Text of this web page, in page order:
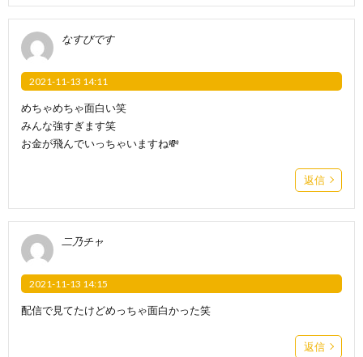
なすびです
2021-11-13 14:11
めちゃめちゃ面白い笑
みんな強すぎます笑
お金が飛んでいっちゃいますね💸
返信
二乃チャ
2021-11-13 14:15
配信で見てたけどめっちゃ面白かった笑
返信